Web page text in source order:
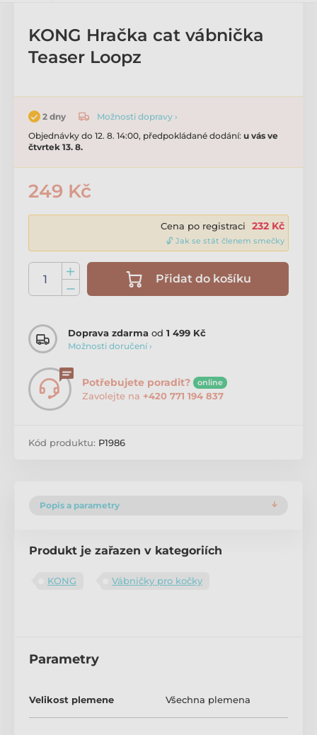
KONG Hračka cat vábnička
Teaser Loopz
2 dny
Možnosti dopravy ›
Objednávky do 12. 8. 14:00, předpokládané dodání: u vás ve
čtvrtek 13. 8.
249 Kč
Cena po registraci 232 Kč
🔓 Jak se stát členem smečky
Přidat do košíku
Doprava zdarma od 1 499 Kč
Možnosti doručení ›
Potřebujete poradit? online
Zavolejte na +420 771 194 837
Kód produktu: P1986
Popis a parametry
Produkt je zařazen v kategoriích
KONG Vábničky pro kočky
Parametry
Velikost plemene Všechna plemena